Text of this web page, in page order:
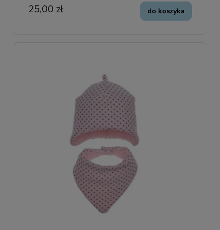
25,00 zł do koszyka